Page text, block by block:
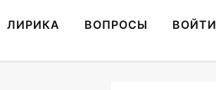
ЛИРИКА ВОПРОСЫ ВОЙТИ